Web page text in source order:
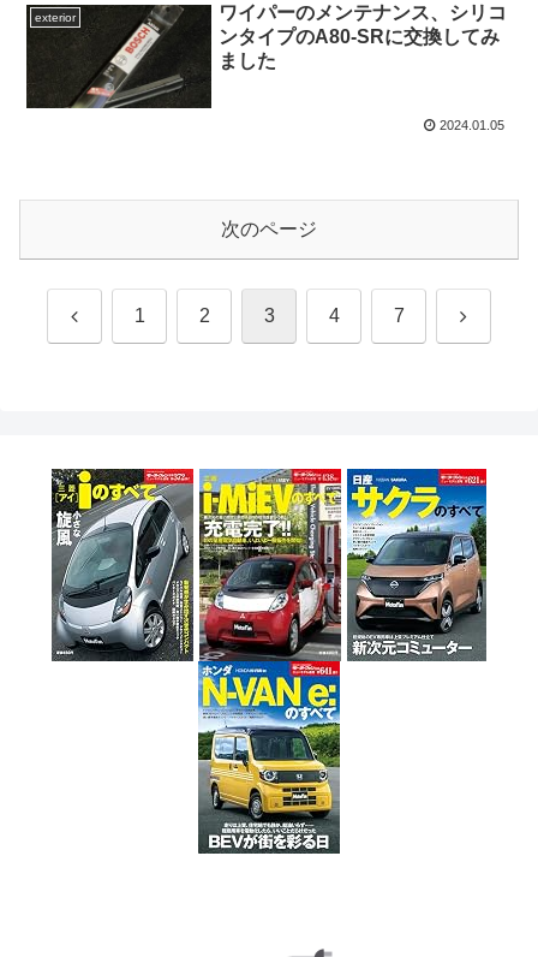
exterior
ワイパーのメンテナンス、シリコ
ンタイプのA80-SRに交換してみ
ました
2024.01.05
次のページ
前 1 2 3 4 7 次